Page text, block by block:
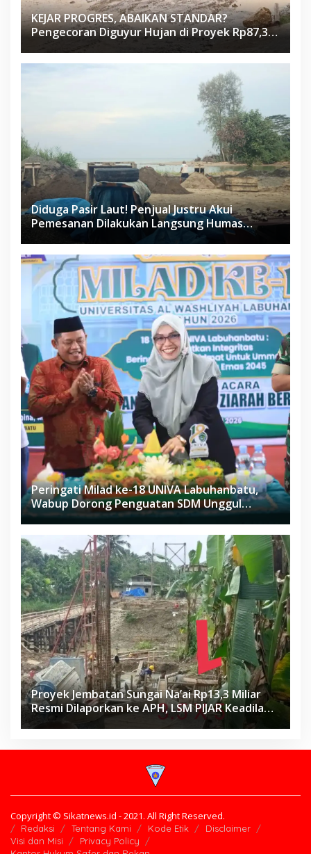
KEJAR PROGRES, ABAIKAN STANDAR?
Pengecoran Diguyur Hujan di Proyek Rp87,34
Miliar Sukma Nias, Konsultan, Pengawas dan
PPK Bungkam
Diduga Pasir Laut! Penjual Justru Akui
Pemesanan Dilakukan Langsung Humas
Peringati Milad ke-18 UNIVA Labuhanbatu,
Wabup Dorong Penguatan SDM Unggul
Menuju Indonesia Emas 2045
Proyek Jembatan Sungai Na’ai Rp13,3 Miliar
Resmi Dilaporkan ke APH, LSM PIJAR Keadilan
Ungkap Dugaan Penyimpangan Rp2,68 Miliar
Copyright © Sikatnews.id - 2021. All Right Reserved.
Redaksi Tentang Kami Kode Etik
Disclaimer
Visi dan Misi
Privacy Policy